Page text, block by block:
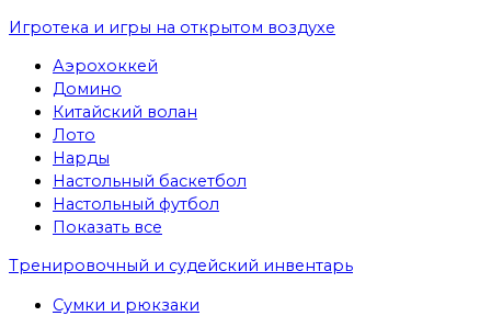
Игротека и игры на открытом воздухе
Аэрохоккей
Домино
Китайский волан
Лото
Нарды
Настольный баскетбол
Настольный футбол
Показать все
Тренировочный и судейский инвентарь
Сумки и рюкзаки